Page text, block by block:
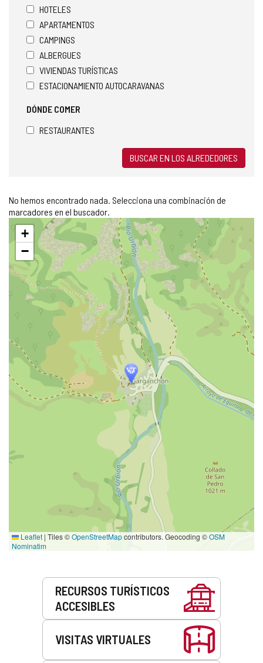
HOTELES
APARTAMENTOS
CAMPINGS
ALBERGUES
VIVIENDAS TURÍSTICAS
ESTACIONAMIENTO AUTOCARAVANAS
DÓNDE COMER
RESTAURANTES
BUSCAR EN LOS ALREDEDORES
No hemos encontrado nada. Selecciona una combinación de
marcadores en el buscador.
Saltar
mapa
+
−
Leaflet | Tiles ©OpenStreetMapcontributors. Geocoding ©OSM
Nominatim
RECURSOS TURÍSTICOS
ACCESIBLES
VISITAS VIRTUALES